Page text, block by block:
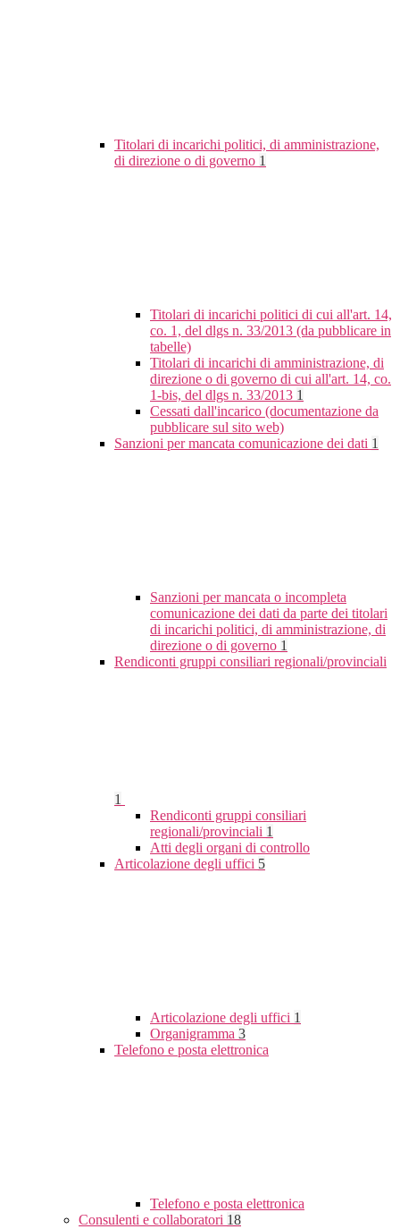
Titolari di incarichi politici, di amministrazione,
di direzione o di governo 1
Titolari di incarichi politici di cui all'art. 14,
co. 1, del dlgs n. 33/2013 (da pubblicare in
tabelle)
Titolari di incarichi di amministrazione, di
direzione o di governo di cui all'art. 14, co.
1-bis, del dlgs n. 33/2013 1
Cessati dall'incarico (documentazione da
pubblicare sul sito web)
Sanzioni per mancata comunicazione dei dati 1
Sanzioni per mancata o incompleta
comunicazione dei dati da parte dei titolari
di incarichi politici, di amministrazione, di
direzione o di governo 1
Rendiconti gruppi consiliari regionali/provinciali
1
Rendiconti gruppi consiliari
regionali/provinciali 1
Atti degli organi di controllo
Articolazione degli uffici 5
Articolazione degli uffici 1
Organigramma 3
Telefono e posta elettronica
Telefono e posta elettronica
Consulenti e collaboratori 18